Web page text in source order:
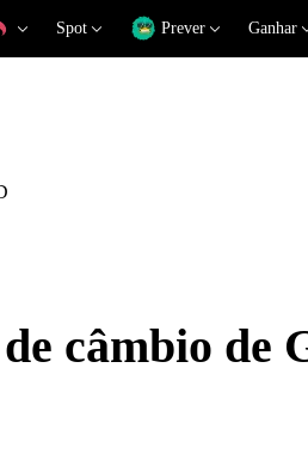
Spot Prever Ganhar
câmbio de